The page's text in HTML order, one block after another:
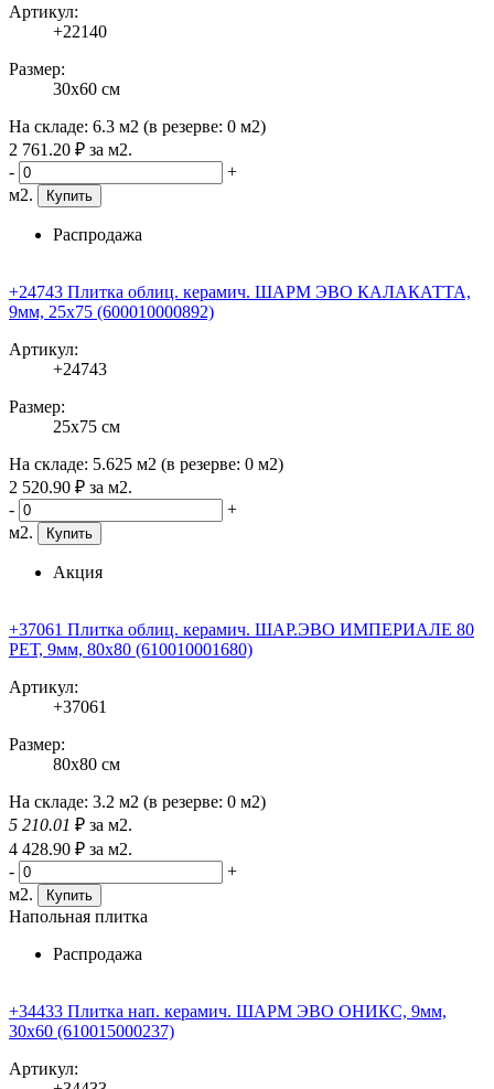
Артикул:
+22140
Размер:
30x60 см
На складе: 6.3 м2 (в резерве: 0 м2)
2 761 .20 ₽ за м2.
-
+
м2.
Купить
Распродажа
+24743 Плитка облиц. керамич. ШАРМ ЭВО КАЛАКАТТА,
9мм, 25x75 (600010000892)
Артикул:
+24743
Размер:
25x75 см
На складе: 5.625 м2 (в резерве: 0 м2)
2 520.90 ₽ за м2.
-
+
м2.
Купить
Акция
+37061 Плитка облиц. керамич. ШАР.ЭВО ИМПЕРИАЛЕ 80
РЕТ, 9мм, 80x80 (610010001680)
Артикул:
+37061
Размер:
80x80 см
На складе: 3.2 м2 (в резерве: 0 м2)
5 210.01 ₽ за м2.
4 428.90 ₽ за м2.
-
+
м2.
Купить
Напольная плитка
Распродажа
+34433 Плитка нап. керамич. ШАРМ ЭВО ОНИКС, 9мм,
30x60 (610015000237)
Артикул: